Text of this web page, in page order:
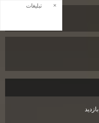
تبلیغات ×